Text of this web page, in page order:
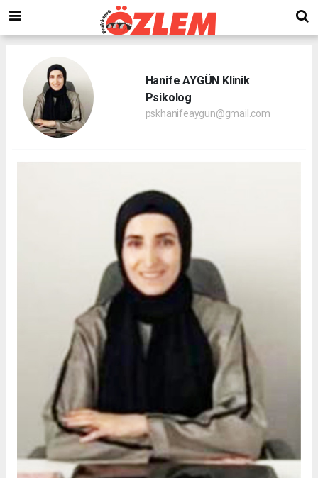
Hanife AYGÜN Klinik
Psikolog
pskhanifeaygun@gmail.com